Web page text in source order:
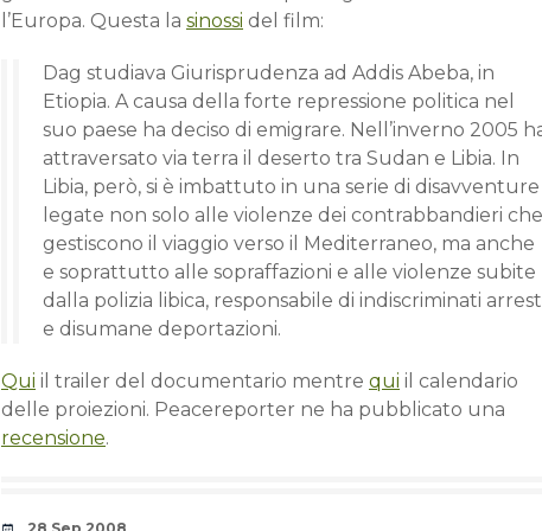
l’Europa. Questa la sinossi del film:
Dag studiava Giurisprudenza ad Addis Abeba, in
Etiopia. A causa della forte repressione politica nel
suo paese ha deciso di emigrare. Nell’inverno 2005
attraversato via terra il deserto tra Sudan e Libia. In
Libia, però, si è imbattuto in una serie di disavventure
legate non solo alle violenze dei contrabbandieri che
gestiscono il viaggio verso il Mediterraneo, ma anche
e soprattutto alle sopraffazioni e alle violenze subite
dalla polizia libica, responsabile di indiscriminati
e disumane deportazioni.
Qui il trailer del documentario mentre qui il calendario
delle proiezioni. Peacereporter ne ha pubblicato una
recensione.